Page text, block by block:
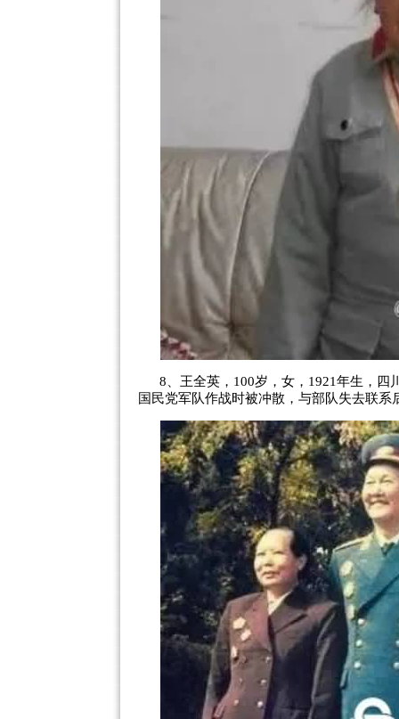
8、王全英，100岁，女，1921年生，四
国民党军队作战时被冲散，与部队失去联